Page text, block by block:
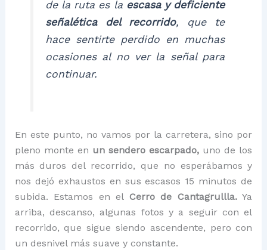
de la ruta es laescasa y deficiente
señalética del recorrido, que te
hace sentirte perdido en muchas
ocasiones al no ver la señal para
continuar.
En este punto, no vamos por la carretera, sino por
pleno monte en un sendero escarpado, uno de los
más duros del recorrido, que no esperábamos y
nos dejó exhaustos en sus escasos 15 minutos de
subida. Estamos en el Cerro de Cantagrullla.Ya
arriba, descanso, algunas fotos y a seguir con el
recorrido, que sigue siendo ascendente, pero con
un desnivel más suave y constante.